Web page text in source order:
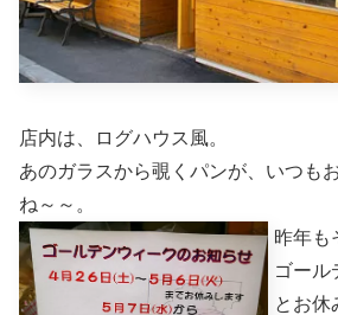
店内は、ログハウス風。
あのガラスから覗くパンが、いつも
ね～～。
昨年も
ゴール
とお休